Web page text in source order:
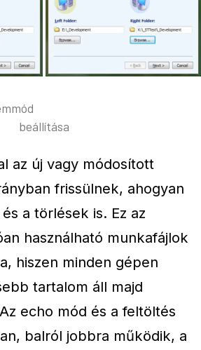
beállítása
az új vagy módosított
frissülnek, ahogyan
a törlések is. Ez az
használható munkafájlok
hiszen minden gépen
tartalom áll majd
echo mód és a feltöltés
balról jobbra működik, a